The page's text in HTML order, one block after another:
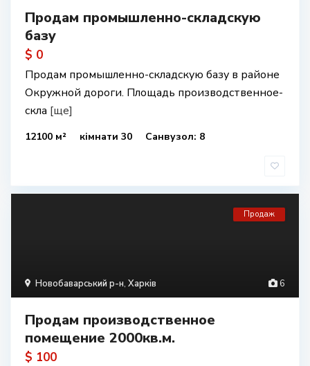
Продам промышленно-складскую
базу
$ 0
Продам промышленно-складскую базу в районе
Окружной дороги. Площадь производственное-
скла [ще]
12100 м² кімнати 30 Санвузол: 8
6
Новобаварський р-н, Харків
Продаж
Продам производственное
помещение 2000кв.м.
$ 100